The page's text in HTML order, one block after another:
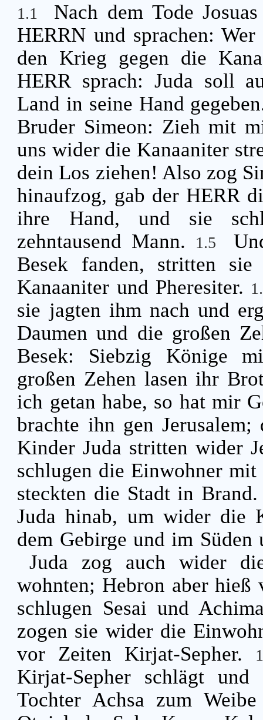
1.1
Nach dem Tode
HERRN und sprachen:
den Krieg gegen die
HERR sprach: Juda soll
Land in seine Hand
Bruder Simeon: Zieh mit
uns wider die Kanaaniter
dein Los ziehen! Also zog
hinaufzog, gab der HERR
ihre Hand, und sie
zehntausend Mann.
1.5
Besek fanden, stritten
Kanaaniter und Pheresiter.
sie jagten ihm nach und
Daumen und die großen
Besek: Siebzig Könige
großen Zehen lasen ihr
ich getan habe, so hat mir
brachte ihn gen
Kinder Juda stritten wider
schlugen die Einwohner mit
steckten die Stadt in
Juda hinab, um wider die
dem Gebirge und im
Juda zog auch wider
wohnten; Hebron aber
schlugen Sesai und
zogen sie wider die
vor Zeiten Kirjat-Sepher.
Kirjat-Sepher schlägt
Tochter Achsa zum